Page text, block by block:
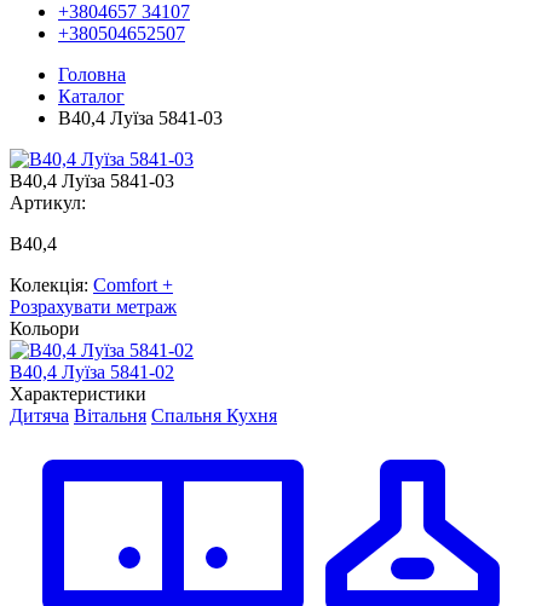
+3804657 34107
+380504652507
Головна
Каталог
B40,4 Луїза 5841-03
B40,4 Луїза 5841-03
Артикул:
В40,4
Колекція: Comfort +
Розрахувати метраж
Кольори
B40,4 Луїза 5841-02
Характеристики
Дитяча Вітальня Спальня Кухня